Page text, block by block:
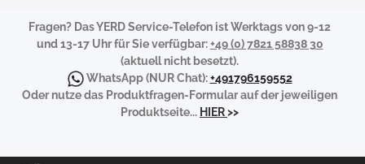
Fragen? Das YERD Service-Telefon ist Werktags von 9-12
und 13-17 Uhr für Sie verfügbar:+49 (0) 7821 58838 30
(aktuell nicht besetzt).
WhatsApp(NUR Chat):+491796159552
Oder nutze das Produktfragen-Formular auf der jeweiligen
Produktseite... HIER>>